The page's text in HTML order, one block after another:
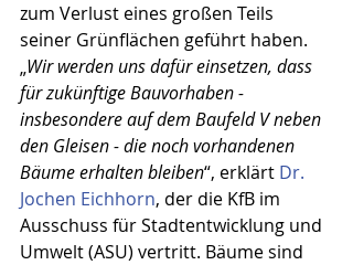
zum Verlust eines großen Teils
seiner Grünflächen geführt haben.
„Wir werden uns dafür einsetzen, dass
für zukünftige Bauvorhaben -
insbesondere auf dem Baufeld V neben
den Gleisen - die noch vorhandenen
Bäume erhalten bleiben“, erklärt Dr.
Jochen Eichhorn, der die KfB im
Ausschuss für Stadtentwicklung und
Umwelt (ASU) vertritt. Bäume sind